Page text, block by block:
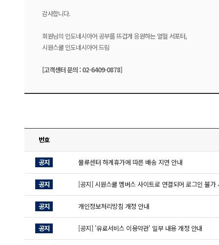
감사합니다.
회원님의 인도네시아어 공부를 뜨겁게 응원하는 열혈 서포터,
시원스쿨 인도네시아어 드림
[고객센터 문의 : 02-6409-0878]
번호
공지 물류센터 하계휴가에 따른 배송 지연 안내
공지 [공지] 시원스쿨 멤버스 사이트로 연결되어 로그인 불가
공지 개인정보처리방침 개정 안내
공지 [공지] '유료서비스 이용약관' 일부 내용 개정 안내